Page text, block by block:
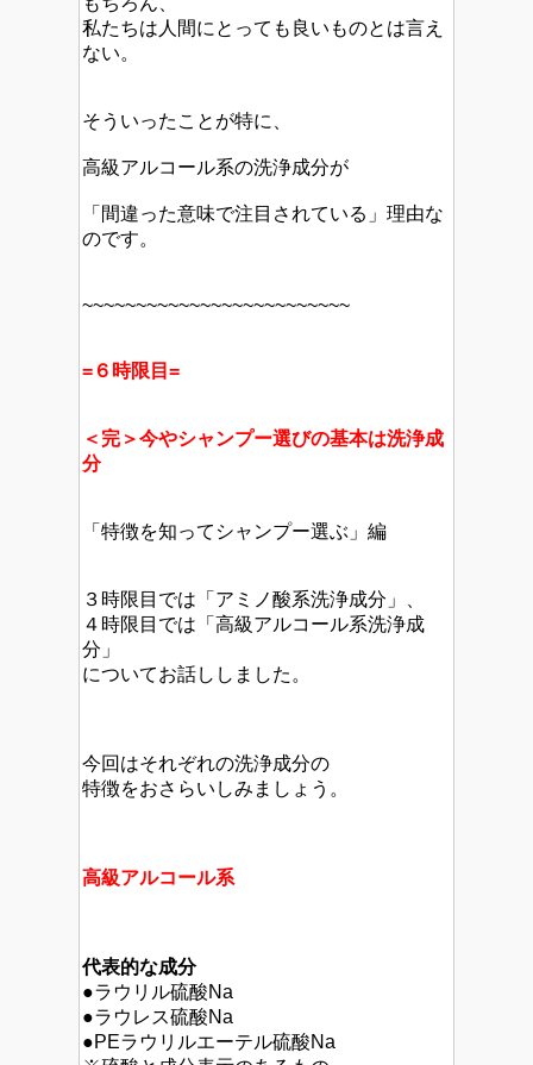
私たちは人間にとっても良いものとは言え
ない。
そういったことが特に、
高級アルコール系の洗浄成分が
「間違った意味で注目されている」理由な
のです。
~~~~~~~~~~~~~~~~~~~~~~~~~
=６時限目=
＜完＞今やシャンプー選びの基本は洗浄成
分
「特徴を知ってシャンプー選ぶ」編
３時限目では「アミノ酸系洗浄成分」、
４時限目では「高級アルコール系洗浄成
分」
についてお話ししました。
今回はそれぞれの洗浄成分の
特徴をおさらいしみましょう。
高級アルコール系
代表的な成分
●ラウリル硫酸Na
●ラウレス硫酸Na
●PEラウリルエーテル硫酸Na